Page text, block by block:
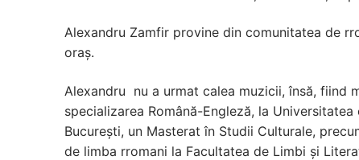
Alexandru Zamfir provine din comunitatea de
oraș.
Alexandru nu a urmat calea muzicii, însă, fiind
specializarea Română-Engleză, la
București, un Masterat în Studii Culturale,
de limba rromani la Facultatea de Limbi și